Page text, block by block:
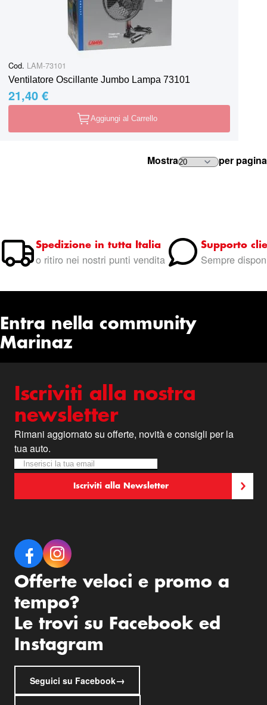
Cod. LAM-73101
Ventilatore Oscillante Jumbo Lampa 73101
21,40 €
Aggiungi al Carrello
Mostra per pagina
Spedizione in tutta Italia
o ritiro nei nostri punti vendita
Supporto
Sempre
Entra nella community
Marinaz
Iscriviti alla nostra
newsletter
Rimani aggiornato su offerte, novità e consigli per la
tua auto.
Newsletter
Iscriviti alla nostra Newsletter:
Iscriviti alla Newsletter
Offerte veloci e promo a
tempo?
Le trovi su Facebook ed
Instagram
Seguici su Facebook→